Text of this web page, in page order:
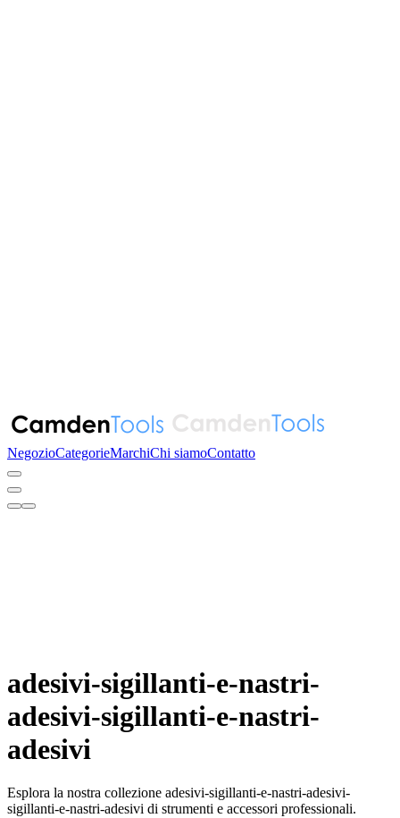
NegozioCategorieMarchiChi siamoContatto
adesivi-sigillanti-e-nastri-
adesivi-sigillanti-e-nastri-
adesivi
Esplora la nostra collezione adesivi-sigillanti-e-nastri-adesivi-
sigillanti-e-nastri-adesivi di strumenti e accessori professionali.